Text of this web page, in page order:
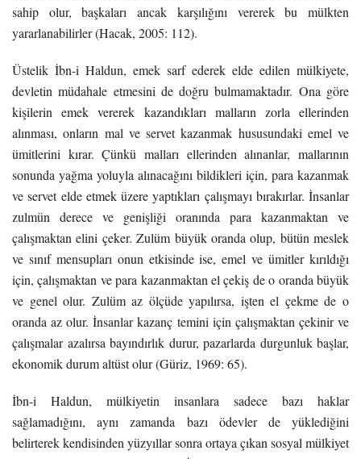
sahip olur, başkaları ancak karşılığını vererek bu mülkten
yararlanabilirler (Hacak, 2005: 112).
Üstelik İbn-i Haldun, emek sarf ederek elde edilen mülkiyete,
devletin müdahale etmesini de doğru bulmamaktadır. Ona göre
kişilerin emek vererek kazandıkları malların zorla ellerinden
alınması, onların mal ve servet kazanmak hususundaki emel ve
ümitlerini kırar. Çünkü malları ellerinden alınanlar, mallarının
sonunda yağma yoluyla alınacağını bildikleri için, para kazanmak
ve servet elde etmek üzere yaptıkları çalışmayı bırakırlar. İnsanlar
zulmün derece ve genişliği oranında para kazanmaktan ve
çalışmaktan elini çeker. Zulüm büyük oranda olup, bütün meslek
ve sınıf mensupları onun etkisinde ise, emel ve ümitler kırıldığı
için, çalışmaktan ve para kazanmaktan el çekiş de o oranda büyük
ve genel olur. Zulüm az ölçüde yapılırsa, işten el çekme de o
oranda az olur. İnsanlar kazanç temini için çalışmaktan çekinir ve
çalışmalar azalırsa bayındırlık durur, pazarlarda durgunluk başlar,
ekonomik durum altüst olur (Güriz, 1969: 65).
İbn-i Haldun, mülkiyetin insanlara sadece bazı haklar
sağlamadığını, aynı zamanda bazı ödevler de yüklediğini
belirterek kendisinden yüzyıllar sonra ortaya çıkan sosyal mülkiyet